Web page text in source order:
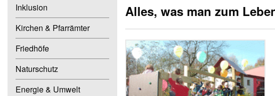
Inklusion
Kirchen & Pfarrämter
Friedhöfe
Naturschutz
Energie & Umwelt
Alles, was man zum